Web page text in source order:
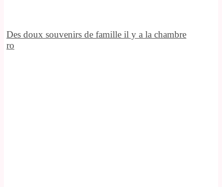
Des doux souvenirs de famille il y a la chambre
ro